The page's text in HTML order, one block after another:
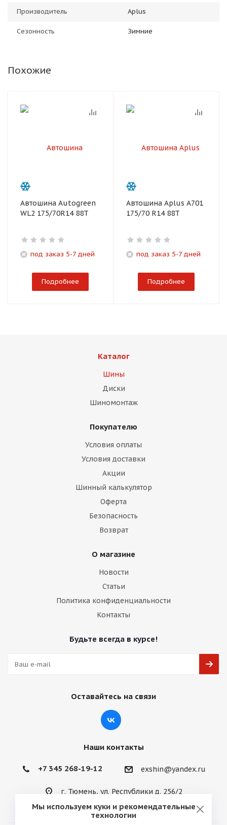
Производитель Aplus
Сезонность Зимние
Похожие
Автошина Autogreen
WL2 175/70R14 88T
под заказ 5-7 дней
Подробнее
Автошина Aplus A701
175/70 R14 88T
под заказ 5-7 дней
Подробнее
Каталог
Шины
Диски
Шиномонтаж
Покупателю
Условия оплаты
Условия доставки
Акции
Шинный калькулятор
Оферта
Безопасность
Возврат
О магазине
Новости
Статьи
Политика конфиденциальности
Контакты
Будьте всегда в курсе!
Оставайтесь на связи
Наши контакты
+7 345 268-19-12 exshin@yandex.ru
г. Тюмень, ул. Республики д. 256/2
Мы используем куки и рекомендательные
технологии